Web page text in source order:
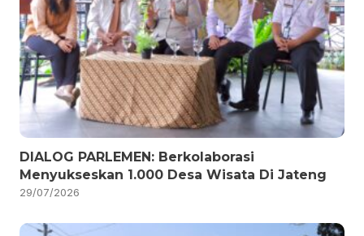
DIALOG PARLEMEN: Berkolaborasi
Menyukseskan 1.000 Desa Wisata Di Jateng
29/07/2026